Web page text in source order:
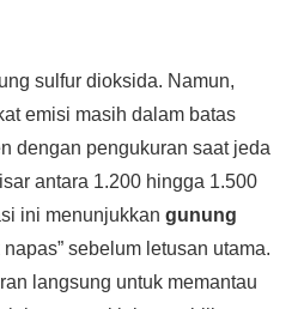
sulfur dioksida. Namun,
emisi masih dalam batas
dengan pengukuran saat jeda
antara 1.200 hingga 1.500
ini menunjukkan gunung
sebelum letusan utama.
langsung untuk memantau